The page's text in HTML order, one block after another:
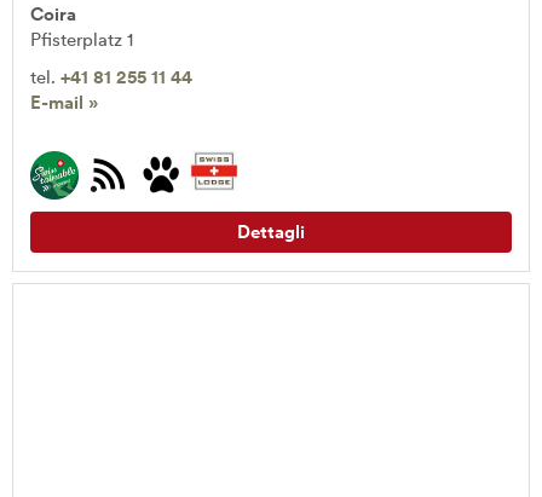
Coira
Pfisterplatz 1
tel. +41 81 255 11 44
E-mail »
Dettagli